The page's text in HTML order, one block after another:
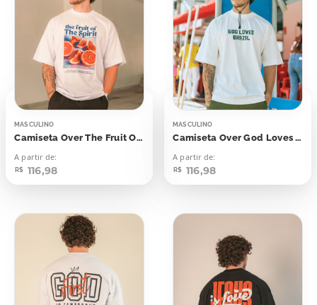
MASCULINO
Camiseta Over The Fruit Of The Spirit
A partir de:
R$ 116,98
MASCULINO
Camiseta Over God Loves Brazil
A partir de:
R$ 116,98